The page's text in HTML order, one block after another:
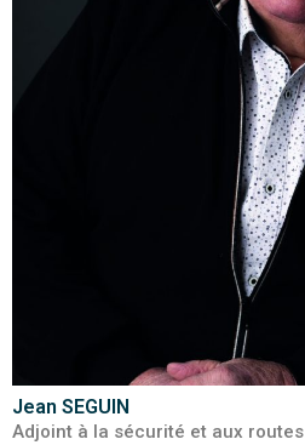
Jean SEGUIN
Adjoint à la sécurité et aux routes